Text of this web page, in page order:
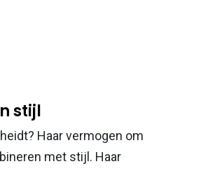
stijl
Haar vermogen om
met stijl. Haar